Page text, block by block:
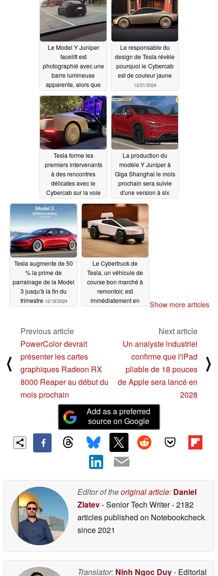
Le Model Y Juniper
facelift est
photographié avec une
barre lumineuse
apparente, alors que
son nouvel écran
inclinable pourrait
afficher la densité de
pixels la plus élevée
sur une Tesla12/24/2024
Le responsable du
design de Tesla révèle
pourquoi le Cybercab
est de couleur jaune
12/21/2024
Tesla forme les
premiers intervenants
à des rencontres
délicates avec le
Cybercab sur la voie
publique12/20/2024
La production du
modèle Y Juniper à
Giga Shanghai le mois
prochain sera suivie
d'une version à six
places au quatrième
trimestre12/19/2024
Tesla augmente de 50
% la prime de
parrainage de la Model
3 jusqu'à la fin du
trimestre 12/19/2024
Le Cybertruck de
Tesla, un véhicule de
course bon marché à
remontoir, est
immédiatement en
Show more articles
⟨
Previous article
PowerColor devrait
présenter les cartes
graphiques Radeon RX
8000 Reaper au début du
mois prochain
Next article
Un analyste industriel
confirme que l'iPad
pliable de 18 pouces
de Apple sera lancé en
2028
⟩
Add as a preferred
source on Google
Editor of theoriginal article: Daniel
Zlatev- Senior Tech Writer- 2182
articles published on Notebookcheck
since 2021
Translator: Ninh Ngoc Duy- Editorial